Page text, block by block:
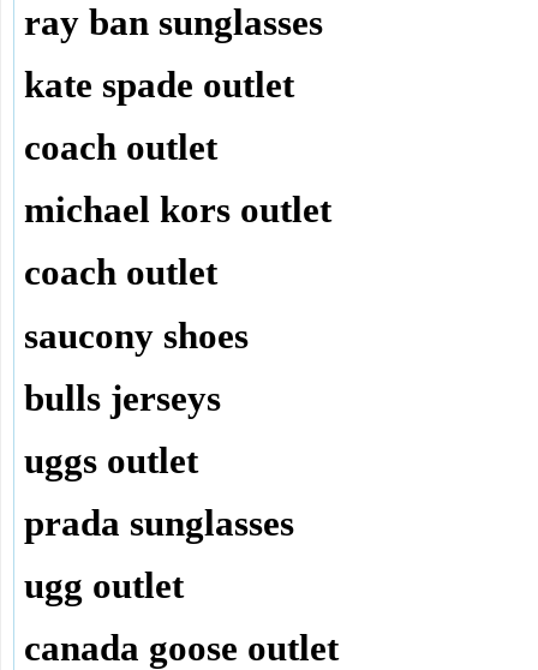
ray ban sunglasses
kate spade outlet
coach outlet
michael kors outlet
coach outlet
saucony shoes
bulls jerseys
uggs outlet
prada sunglasses
ugg outlet
canada goose outlet